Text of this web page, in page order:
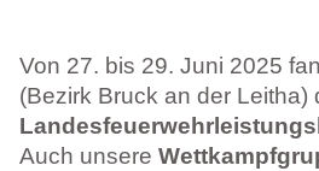
Von 27. bis 29. Juni 2025
(Bezirk Bruck an der Leitha)
Auch unsere